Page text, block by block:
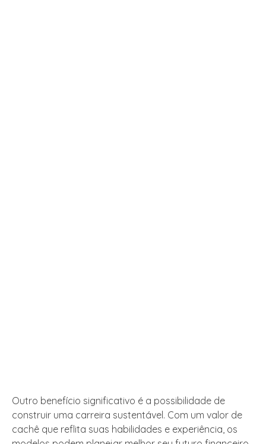
Outro benefício significativo é a possibilidade de
construir uma carreira sustentável. Com um valor de
cachê que reflita suas habilidades e experiência, os